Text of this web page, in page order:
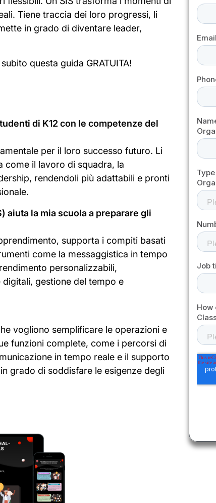
Tiene traccia dei loro progressi, li
in grado di diventare leader,
questa guida GRATUITA!
di K12 con le competenze del
per il loro successo futuro. Li
come il lavoro di squadra, la
rendendoli più adattabili e pronti
aiuta la mia scuola a preparare gli
supporta i compiti basati
come la messaggistica in tempo
personalizzabili,
gestione del tempo e
vogliono semplificare le operazioni e
funzioni complete, come i percorsi di
in tempo reale e il supporto
grado di soddisfare le esigenze degli